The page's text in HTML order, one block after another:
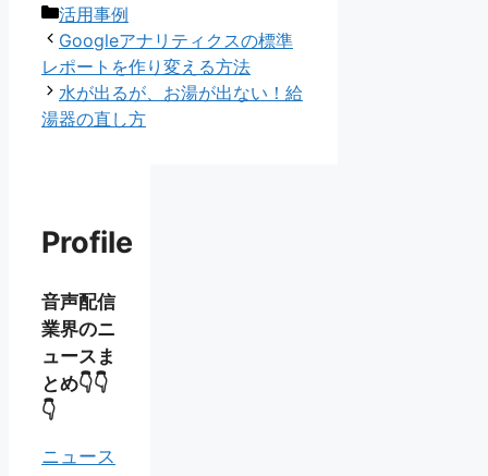
カ
テ
ゴ
リ
ー
活用事例
Googleアナリティクスの標準
レポートを作り変える方法
水が出るが、お湯が出ない！給
湯器の直し方
Profile
音声配信
業界のニ
ュースま
とめ👇👇
👇
ニュース